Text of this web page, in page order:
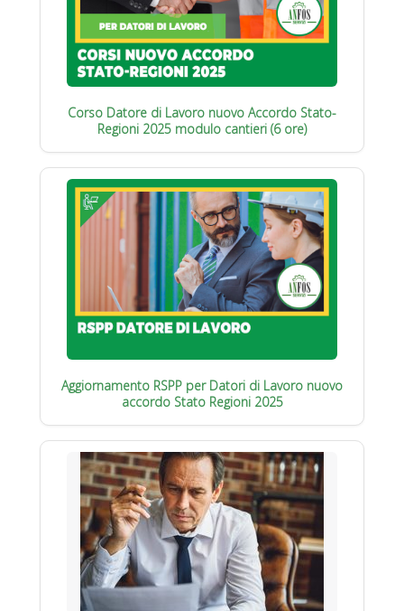
Corso Datore di Lavoro nuovo Accordo Stato-
Regioni 2025 modulo cantieri (6 ore)
Aggiornamento RSPP per Datori di Lavoro nuovo
accordo Stato Regioni 2025